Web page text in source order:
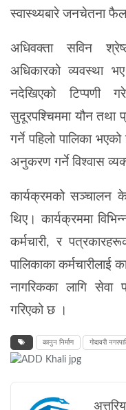
स्वास्थ्यबारेजनचेतना
अधिवक्ता सविन
अधिकारको व्यवस्था
नदेखिएको टिप्पणी
सुदूरपश्चिममा यौन तथा
गर्ने पहिलो पालिका
अनुकरण गर्ने विश्वास
कार्यक्रमको सञ्चालन
थिए। कार्यक्रममा
कर्मचारी, र
पालिकाका कर्मचारीलाई
नागरिकका लागि सेवा
गरिएको छ ।
कानुन निर्माण गोदावरी